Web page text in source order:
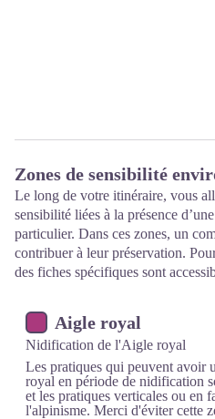
Zones de sensibilité
Le long de votre itinéraire, vous
sensibilité liées à la présence
particulier. Dans ces zones, un
contribuer à leur préservation.
des fiches spécifiques sont
Aigle royal
Nidification de l'Aigle royal
Les pratiques qui peuvent avoir
royal en période de nidification
et les pratiques verticales ou en
l'alpinisme. Merci d'éviter cette